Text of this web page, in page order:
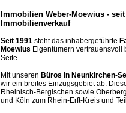
Immobilien Weber-Moewius -
Immobilienverkauf
Seit 1991 steht das inhabergeführte
Moewius Eigentümern vertrauensvoll
Seite.
Mit unseren Büros in Neunkirchen-
wir ein breites Einzugsgebiet ab.
Rheinisch-Bergischen sowie
und Köln zum Rhein-Erft-Kreis und